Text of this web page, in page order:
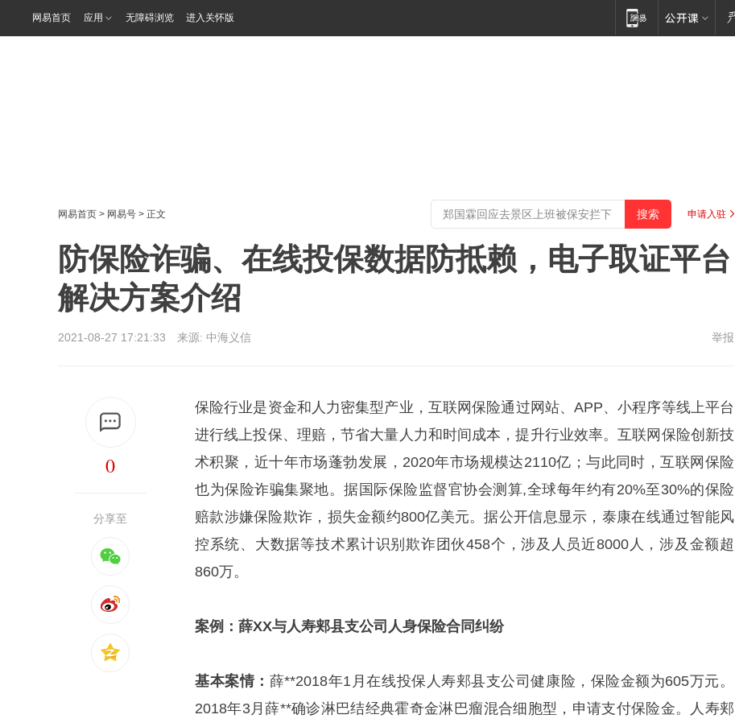
网易首页 应用 无障碍浏览 进入关怀版
网易首页 > 网易号 > 正文 申请入驻
防保险诈骗、在线投保数据防抵赖，电子取证平台
解决方案介绍
2021-08-27 17:21:33 来源: 中海义信 举报
0
分享至
保险行业是资金和人力密集型产业，互联网保险通过网站、APP、小程序等线上平台
进行线上投保、理赔，节省大量人力和时间成本，提升行业效率。互联网保险创新技
术积聚，近十年市场蓬勃发展，2020年市场规模达2110亿；与此同时，互联网保险
也为保险诈骗集聚地。据国际保险监督官协会测算,全球每年约有20%至30%的保险
赔款涉嫌保险欺诈，损失金额约800亿美元。据公开信息显示，泰康在线通过智能风
控系统、大数据等技术累计识别欺诈团伙458个，涉及人员近8000人，涉及金额超
860万。
案例：薛XX与人寿郏县支公司人身保险合同纠纷
基本案情： 薛**2018年1月在线投保人寿郏县支公司健康险，保险金额为605万元。
2018年3月薛**确诊淋巴结经典霍奇金淋巴瘤混合细胞型，申请支付保险金。人寿郏